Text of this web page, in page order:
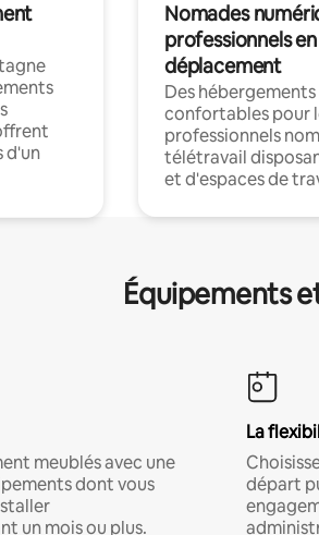
d'un
Nomades
professionnels en
déplacement
Des hébergements
confortables pour
professionnels
télétravail
et d'espaces de
Équipements
meublés avec une
dont vous
un mois ou plus.
La
départ